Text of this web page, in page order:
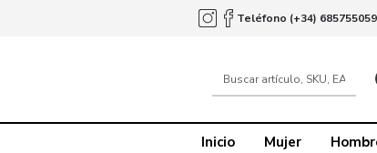
Teléfono (+34) 685755059
Inicio Mujer